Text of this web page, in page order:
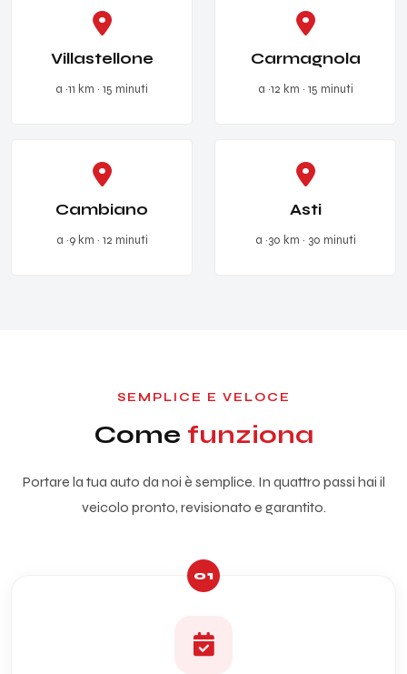
Villastellone
a ~11 km · 15 minuti
Carmagnola
a ~12 km · 15 minuti
Cambiano
a ~9 km · 12 minuti
Asti
a ~30 km · 30 minuti
SEMPLICE E VELOCE
Come funziona
Portare la tua auto da noi è semplice. In quattro passi hai il
veicolo pronto, revisionato e garantito.
01